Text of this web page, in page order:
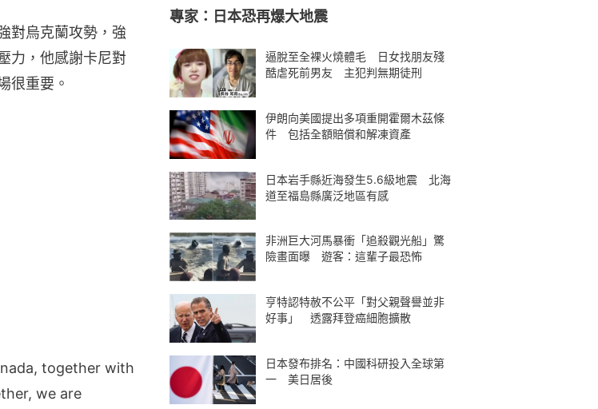
對烏克蘭攻勢，強
力，他感謝卡尼對
很重要。
together with
we are
專家：日本恐再爆大地震
逼脫至全裸火燒體毛 日女找朋友殘
酷虐死前男友 主犯判無期徒刑
伊朗向美國提出多項重開霍爾木茲條
件 包括全額賠償和解凍資產
日本岩手縣近海發生5.6級地震 北海
道至福島縣廣泛地區有感
非洲巨大河馬暴衝「追殺觀光船」驚
險畫面曝 遊客：這輩子最恐怖
亨特認特赦不公平「對父親聲譽並非
好事」 透露拜登癌細胞擴散
日本發布排名：中國科研投入全球第
一 美日居後